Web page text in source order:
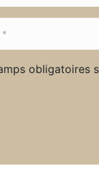
obligatoires